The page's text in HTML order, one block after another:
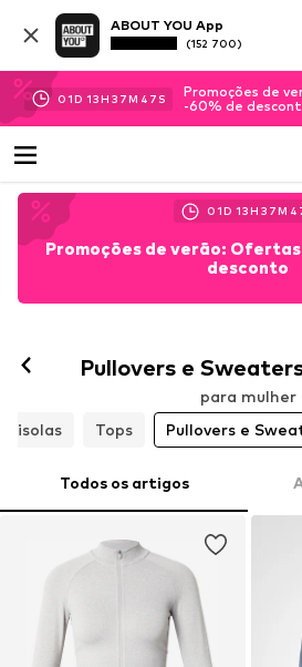
ABOUT YOU App
(152 700)
01D 13H 37M 45 S
Promoções de
-60% de
01D 13H 37M
Promoções de verão:
desconto
Pullovers e
para mulher
Tops Pullovers e
Todos os artigos